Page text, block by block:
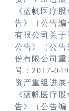
《蓝帆医疗
告》（公告编
有限公司关
公告》（公告
份有限公司重
号： 2017-049
资产重组进展
《蓝帆医疗
告》（公告编